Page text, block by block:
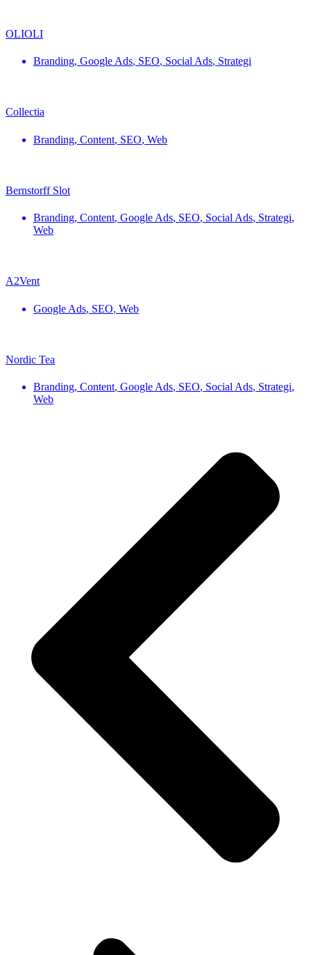
OLIOLI
Branding, Google Ads, SEO, Social Ads, Strategi
Collectia
Branding, Content, SEO, Web
Bernstorff Slot
Branding, Content, Google Ads, SEO, Social Ads, Strategi,
Web
A2Vent
Google Ads, SEO, Web
Nordic Tea
Branding, Content, Google Ads, SEO, Social Ads, Strategi,
Web